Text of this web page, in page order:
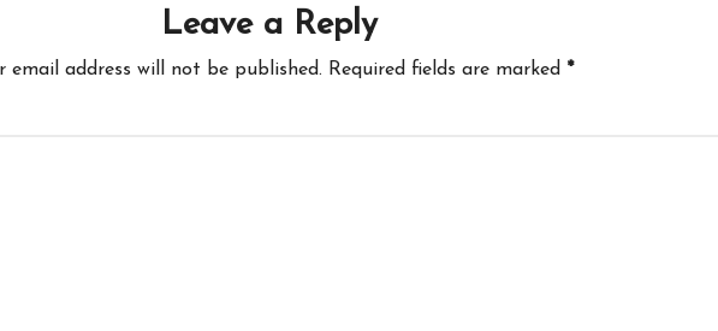
Leave a Reply
email address will not be published. Required fields are marked *